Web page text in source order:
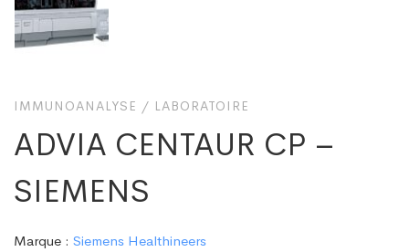
IMMUNOANALYSE / LABORATOIRE
ADVIA CENTAUR CP –
SIEMENS
Marque : Siemens Healthineers